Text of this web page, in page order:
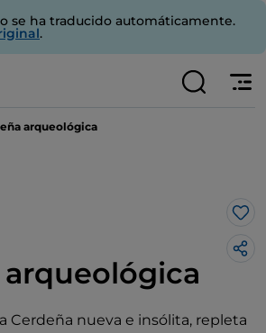
se ha traducido automáticamente.
.
arqueológica
Cerdeña nueva e insólita, repleta
Me